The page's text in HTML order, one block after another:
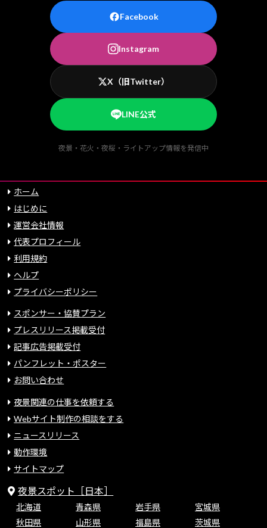
Facebook
Instagram
X（旧Twitter）
LINE公式
夜景・花火・夜桜・ライトアップ情報を発信中
ホーム
はじめに
運営会社情報
代表プロフィール
利用規約
ヘルプ
プライバシーポリシー
スポンサー・協賛プラン
プレスリリース掲載受付
記事広告掲載受付
パンフレット・ポスター
お問い合わせ
夜景関連の仕事を依頼する
Webサイト制作の相談をする
ニュースリリース
動作環境
サイトマップ
夜景スポット［日本］
北海道 青森県 岩手県
宮城県
秋田県
山形県 福島県
茨城県